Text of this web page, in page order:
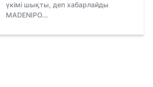
үкімі шықты, деп хабарлайды
MADENIPO...